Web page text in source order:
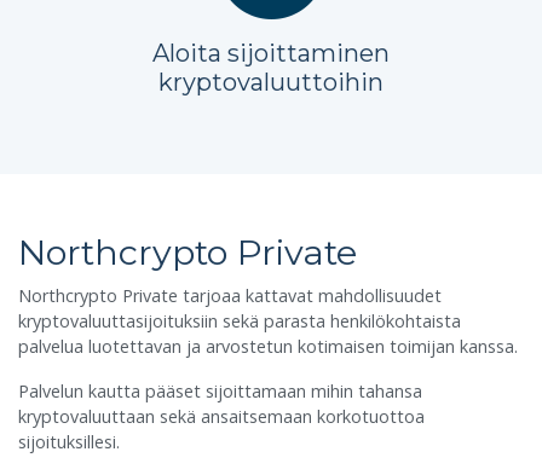
Aloita sijoittaminen
kryptovaluuttoihin
Northcrypto Private
Northcrypto Private tarjoaa kattavat mahdollisuudet
kryptovaluuttasijoituksiin sekä parasta henkilökohtaista
palvelua luotettavan ja arvostetun kotimaisen toimijan kanssa.
Palvelun kautta pääset sijoittamaan mihin tahansa
kryptovaluuttaan sekä ansaitsemaan korkotuottoa
sijoituksillesi.